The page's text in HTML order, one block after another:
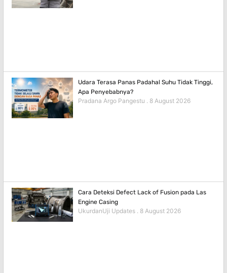
Udara Terasa Panas Padahal Suhu Tidak Tinggi,
Apa Penyebabnya?
Pradana Argo Pangestu 8 August 2026
Cara Deteksi Defect Lack of Fusion pada Las
Engine Casing
UkurdanUji Updates 8 August 2026